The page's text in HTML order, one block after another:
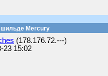
шильде Mercury
(178.176.72.---)
15:02